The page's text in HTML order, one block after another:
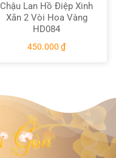
Chậu Lan Hồ Điệp Xinh
Xắn 2 Vòi Hoa Vàng
HD084
450.000 ₫